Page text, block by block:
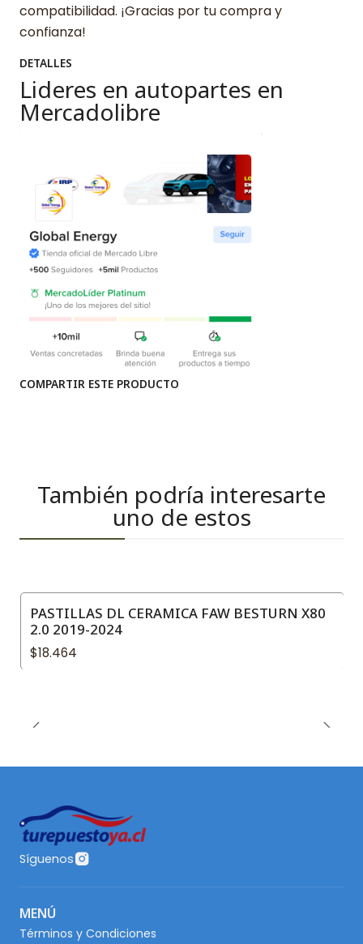
compatibilidad. ¡Gracias por tu compra y
confianza!
DETALLES
Lideres en autopartes en
Mercadolibre
COMPARTIR ESTE PRODUCTO
También podría interesarte
uno de estos
PASTILLAS DL CERAMICA FAW BESTURN X80
2.0 2019-2024
$18.464
Síguenos
MENÚ
Términos y Condiciones